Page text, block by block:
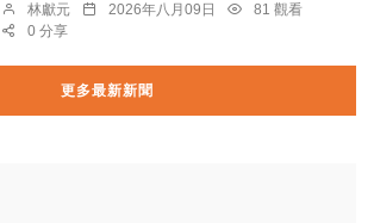
林獻元 2026年八月09日
81 觀看
0 分享
更多最新新聞